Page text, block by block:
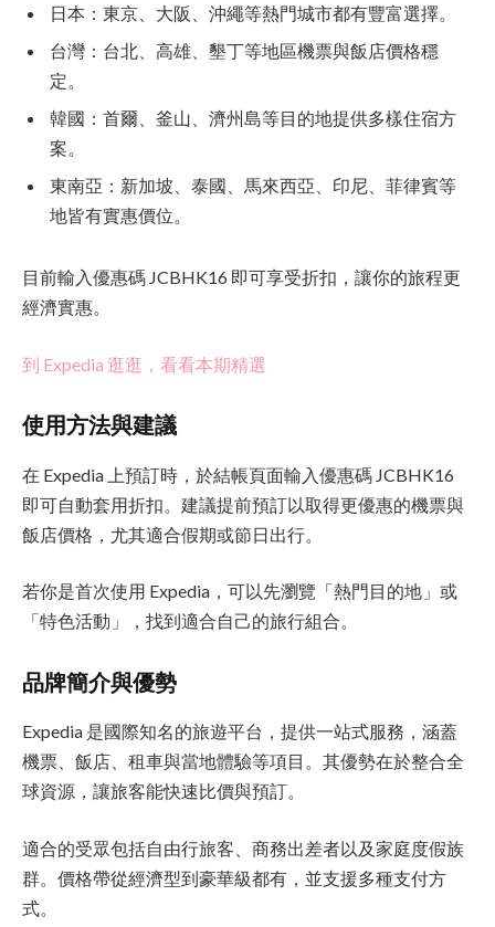
日本：東京、大阪、沖繩等熱門城市都有豐富選擇。
台灣：台北、高雄、墾丁等地區機票與飯店價格穩
定。
韓國：首爾、釜山、濟州島等目的地提供多樣住宿方
案。
東南亞：新加坡、泰國、馬來西亞、印尼、菲律賓等
地皆有實惠價位。
目前輸入優惠碼 JCBHK16 即可享受折扣，讓你的旅程更
經濟實惠。
到 Expedia 逛逛，看看本期精選
使用方法與建議
在 Expedia 上預訂時，於結帳頁面輸入優惠碼 JCBHK16
即可自動套用折扣。建議提前預訂以取得更優惠的機票與
飯店價格，尤其適合假期或節日出行。
若你是首次使用 Expedia，可以先瀏覽「熱門目的地」或
「特色活動」，找到適合自己的旅行組合。
品牌簡介與優勢
Expedia 是國際知名的旅遊平台，提供一站式服務，涵蓋
機票、飯店、租車與當地體驗等項目。其優勢在於整合全
球資源，讓旅客能快速比價與預訂。
適合的受眾包括自由行旅客、商務出差者以及家庭度假族
群。價格帶從經濟型到豪華級都有，並支援多種支付方
式。